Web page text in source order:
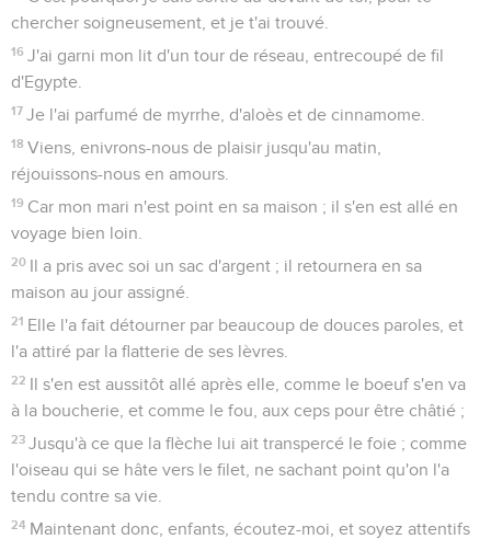
chercher soigneusement, et je t'ai trouvé.
16 J'ai garni mon lit d'un tour de réseau, entrecoupé de fil
d'Egypte.
17 Je l'ai parfumé de myrrhe, d'aloès et de cinnamome.
18 Viens, enivrons-nous de plaisir jusqu'au matin,
réjouissons-nous en amours.
19 Car mon mari n'est point en sa maison ; il s'en est allé en
voyage bien loin.
20 Il a pris avec soi un sac d'argent ; il retournera en sa
maison au jour assigné.
21 Elle l'a fait détourner par beaucoup de douces paroles, et
l'a attiré par la flatterie de ses lèvres.
22 Il s'en est aussitôt allé après elle, comme le boeuf s'en va
à la boucherie, et comme le fou, aux ceps pour être châtié ;
23 Jusqu'à ce que la flèche lui ait transpercé le foie ; comme
l'oiseau qui se hâte vers le filet, ne sachant point qu'on l'a
tendu contre sa vie.
24 Maintenant donc, enfants, écoutez-moi, et soyez attentifs